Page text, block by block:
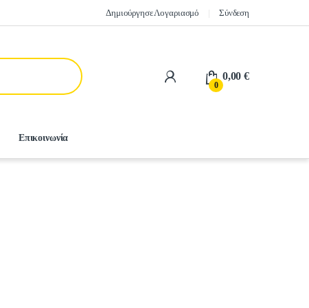
Δημιούργησε Λογαριασμό Σύνδεση
0
0,00€
Επικοινωνία